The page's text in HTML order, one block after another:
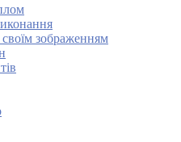
зображенням